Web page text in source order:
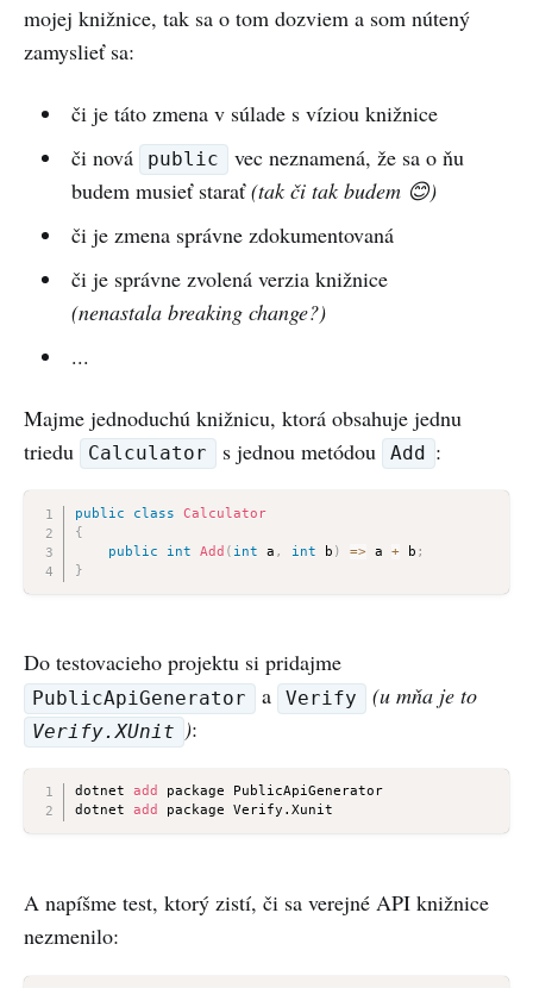
mojej knižnice, tak sa o tom dozviem a som nútený
zamyslieť sa:
či je táto zmena v súlade s víziou knižnice
či nová
public
vec neznamená, že sa o ňu
budem musieť starať(tak či tak budem 😊)
či je zmena správne zdokumentovaná
či je správne zvolená verzia knižnice
(nenastala breaking change?)
...
Majme jednoduchú knižnicu, ktorá obsahuje jednu
triedu
Calculator s jednou metódou Add :
public class
Calculator
{
public
int Add ( int a , int b ) => a + b ;
}
Do testovacieho projektu si pridajme
PublicApiGenerator a Verify (u mňa je to
Verify.XUnit ):
dotnet add
package PublicApiGenerator
dotnet add
A napíšme test, ktorý zistí, či sa verejné API knižnice
nezmenilo: